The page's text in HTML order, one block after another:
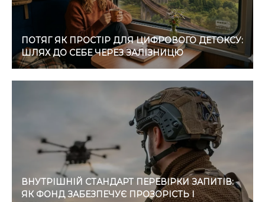
ПОТЯГ ЯК ПРОСТІР ДЛЯ ЦИФРОВОГО ДЕТОКСУ:
ШЛЯХ ДО СЕБЕ ЧЕРЕЗ ЗАЛІЗНИЦЮ
ВНУТРІШНІЙ СТАНДАРТ ПЕРЕВІРКИ ЗАПИТІВ:
ЯК ФОНД ЗАБЕЗПЕЧУЄ ПРОЗОРІСТЬ І